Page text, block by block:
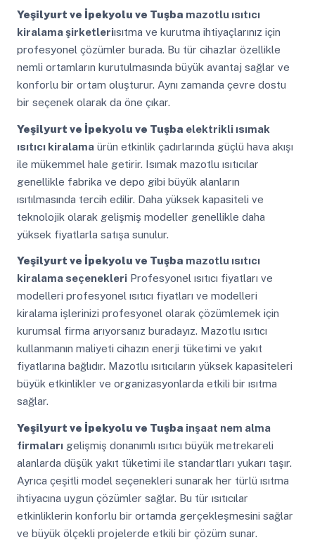
Yeşilyurt ve İpekyolu ve Tuşba mazotlu ısıtıcı
kiralama şirketleriısıtma ve kurutma ihtiyaçlarınız için
profesyonel çözümler burada. Bu tür cihazlar özellikle
nemli ortamların kurutulmasında büyük avantaj sağlar ve
konforlu bir ortam oluşturur. Aynı zamanda çevre dostu
bir seçenek olarak da öne çıkar.
Yeşilyurt ve İpekyolu ve Tuşba elektrikli ısımak
ısıtıcı kiralamaürün etkinlik çadırlarında güçlü hava akışı
ile mükemmel hale getirir. Isımak mazotlu ısıtıcılar
genellikle fabrika ve depo gibi büyük alanların
ısıtılmasında tercih edilir. Daha yüksek kapasiteli ve
teknolojik olarak gelişmiş modeller genellikle daha
yüksek fiyatlarla satışa sunulur.
Yeşilyurt ve İpekyolu ve Tuşba mazotlu ısıtıcı
kiralama seçenekleriProfesyonel ısıtıcı fiyatları ve
modelleri profesyonel ısıtıcı fiyatları ve modelleri
kiralama işlerinizi profesyonel olarak çözümlemek için
kurumsal firma arıyorsanız buradayız. Mazotlu ısıtıcı
kullanmanın maliyeti cihazın enerji tüketimi ve yakıt
fiyatlarına bağlıdır. Mazotlu ısıtıcıların yüksek kapasiteleri
büyük etkinlikler ve organizasyonlarda etkili bir ısıtma
sağlar.
Yeşilyurt ve İpekyolu ve Tuşba inşaat nem alma
firmalarıgelişmiş donanımlı ısıtıcı büyük metrekareli
alanlarda düşük yakıt tüketimi ile standartları yukarı taşır.
Ayrıca çeşitli model seçenekleri sunarak her türlü ısıtma
ihtiyacına uygun çözümler sağlar. Bu tür ısıtıcılar
etkinliklerin konforlu bir ortamda gerçekleşmesini sağlar
ve büyük ölçekli projelerde etkili bir çözüm sunar.